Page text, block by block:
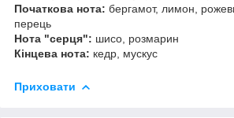
Початкова нота: бергамот, лимон,
перець
Нота "серця": шисо, розмарин
Кінцева нота: кедр, мускус
Приховати